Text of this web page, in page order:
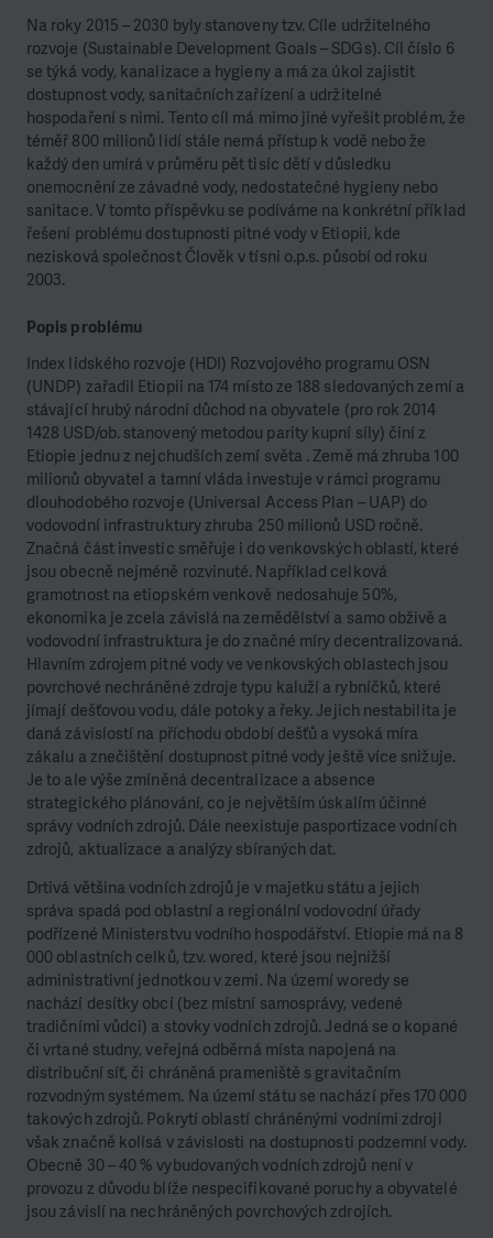
Na roky 2015 – 2030 byly stanoveny tzv. Cíle udržitelného
rozvoje (Sustainable Development Goals – SDGs). Cíl číslo 6
se týká vody, kanalizace a hygieny a má za úkol zajistit
dostupnost vody, sanitačních zařízení a udržitelné
hospodaření s nimi. Tento cíl má mimo jiné vyřešit problém, že
téměř 800 milionů lidí stále nemá přístup k vodě nebo že
každý den umírá v průměru pět tisíc dětí v důsledku
onemocnění ze závadné vody, nedostatečné hygieny nebo
sanitace. V tomto příspěvku se podíváme na konkrétní příklad
řešení problému dostupnosti pitné vody v Etiopii, kde
nezisková společnost Člověk v tísni o.p.s. působí od roku
2003.
Popis problému
Index lidského rozvoje (HDI) Rozvojového programu OSN
(UNDP) zařadil Etiopii na 174 místo ze 188 sledovaných zemí a
stávající hrubý národní důchod na obyvatele (pro rok 2014
1428 USD/ob. stanovený metodou parity kupní síly) činí z
Etiopie jednu z nejchudších zemí světa . Země má zhruba 100
milionů obyvatel a tamní vláda investuje v rámci programu
dlouhodobého rozvoje (Universal Access Plan – UAP) do
vodovodní infrastruktury zhruba 250 milionů USD ročně.
Značná část investic směřuje i do venkovských oblastí, které
jsou obecně nejméně rozvinuté. Například celková
gramotnost na etiopském venkově nedosahuje 50%,
ekonomika je zcela závislá na zemědělství a samo obživě a
vodovodní infrastruktura je do značné míry decentralizovaná.
Hlavním zdrojem pitné vody ve venkovských oblastech jsou
povrchové nechráněné zdroje typu kaluží a rybníčků, které
jímají dešťovou vodu, dále potoky a řeky. Jejich nestabilita je
daná závislostí na příchodu období dešťů a vysoká míra
zákalu a znečištění dostupnost pitné vody ještě více snižuje.
Je to ale výše zmíněná decentralizace a absence
strategického plánování, co je největším úskalím účinné
správy vodních zdrojů. Dále neexistuje pasportizace vodních
zdrojů, aktualizace a analýzy sbíraných dat.
Drtivá většina vodních zdrojů je v majetku státu a jejich
správa spadá pod oblastní a regionální vodovodní úřady
podřízené Ministerstvu vodního hospodářství. Etiopie má na 8
000 oblastních celků, tzv. wored, které jsou nejnižší
administrativní jednotkou v zemi. Na území woredy se
nachází desítky obcí (bez místní samosprávy, vedené
tradičními vůdci) a stovky vodních zdrojů. Jedná se o kopané
či vrtané studny, veřejná odběrná místa napojená na
distribuční síť, či chráněná prameniště s gravitačním
rozvodným systémem. Na území státu se nachází přes 170 000
takových zdrojů. Pokrytí oblastí chráněnými vodními zdroji
však značně kolísá v závislosti na dostupnosti podzemní vody.
Obecně 30 – 40 % vybudovaných vodních zdrojů není v
provozu z důvodu blíže nespecifikované poruchy a obyvatelé
jsou závislí na nechráněných povrchových zdrojích.